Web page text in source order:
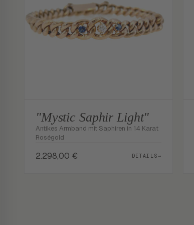
"Mystic Saphir Light"
Antikes Armband mit Saphiren in 14 Karat
Roségold
2.298,00 € DETAILS→